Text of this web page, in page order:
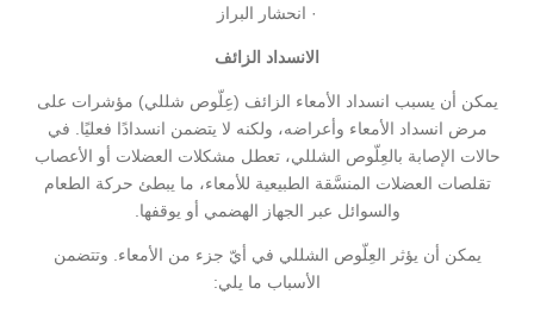
· انحشار البراز
الانسداد الزائف
يمكن أن يسبب انسداد الأمعاء الزائف (عِلّوص شللي) مؤشرات على
مرض انسداد الأمعاء وأعراضه، ولكنه لا يتضمن انسدادًا فعليًا. في
حالات الإصابة بالعِلّوص الشللي، تعطل مشكلات العضلات أو الأعصاب
تقلصات العضلات المنسَّقة الطبيعية للأمعاء، ما يبطئ حركة الطعام
والسوائل عبر الجهاز الهضمي أو يوقفها.
يمكن أن يؤثر العِلّوص الشللي في أيّ جزء من الأمعاء. وتتضمن
الأسباب ما يلي: